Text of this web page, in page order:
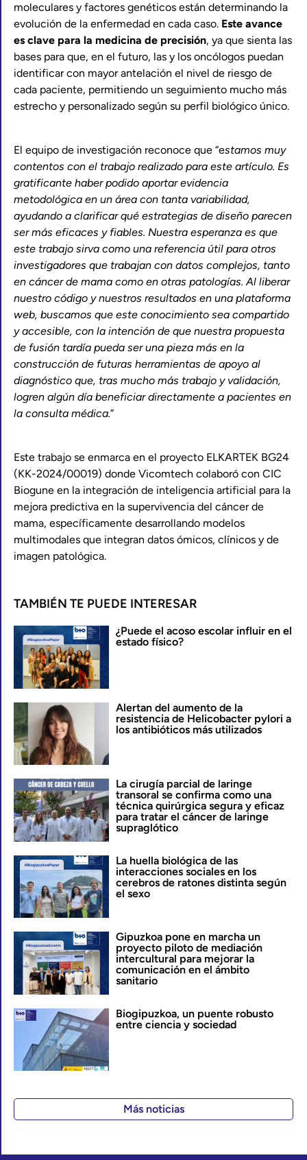
moleculares y factores genéticos están determinando la
evolución de la enfermedad en cada caso. Este avance
es clave para la medicina de precisión, ya que sienta las
bases para que, en el futuro, las y los oncólogos puedan
identificar con mayor antelación el nivel de riesgo de
cada paciente, permitiendo un seguimiento mucho más
estrecho y personalizado según su perfil biológico único.
El equipo de investigación reconoce que “estamos muy
contentos con el trabajo realizado para este artículo. Es
gratificante haber podido aportar evidencia
metodológica en un área con tanta variabilidad,
ayudando a clarificar qué estrategias de diseño parecen
ser más eficaces y fiables. Nuestra esperanza es que
este trabajo sirva como una referencia útil para otros
investigadores que trabajan con datos complejos, tanto
en cáncer de mama como en otras patologías. Al liberar
nuestro código y nuestros resultados en una plataforma
web, buscamos que este conocimiento sea compartido
y accesible, con la intención de que nuestra propuesta
de fusión tardía pueda ser una pieza más en la
construcción de futuras herramientas de apoyo al
diagnóstico que, tras mucho más trabajo y validación,
logren algún día beneficiar directamente a pacientes en
la consulta médica.”
Este trabajo se enmarca en el proyecto ELKARTEK BG24
(KK-2024/00019) donde Vicomtech colaboró con CIC
Biogune en la integración de inteligencia artificial para la
mejora predictiva en la supervivencia del cáncer de
mama, específicamente desarrollando modelos
multimodales que integran datos ómicos, clínicos y de
imagen patológica.
TAMBIÉN TE PUEDE INTERESAR
¿Puede el acoso escolar influir en el
estado físico?
Alertan del aumento de la
resistencia de Helicobacter pylori a
los antibióticos más utilizados
La cirugía parcial de laringe
transoral se confirma como una
técnica quirúrgica segura y eficaz
para tratar el cáncer de laringe
supraglótico
La huella biológica de las
interacciones sociales en los
cerebros de ratones distinta según
el sexo
Gipuzkoa pone en marcha un
proyecto piloto de mediación
intercultural para mejorar la
comunicación en el ámbito
sanitario
Biogipuzkoa, un puente robusto
entre ciencia y sociedad
Más noticias